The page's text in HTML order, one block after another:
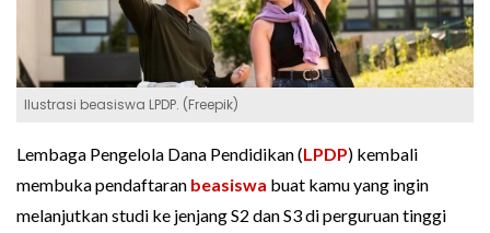
Ilustrasi beasiswa LPDP. (Freepik)
Lembaga Pengelola Dana Pendidikan (LPDP) kembali
membuka pendaftaran beasiswa buat kamu yang ingin
melanjutkan studi ke jenjang S2 dan S3 di perguruan tinggi